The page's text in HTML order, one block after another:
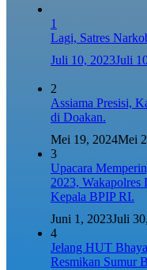
1
Lagi, Satres
Juli 10, 2023Juli
2
Assiama Presisi,
di Doakan.
Mei 19, 2024Mei
3
Upacara
2023, Wakapolres
Kepala BPIP RI.
Juni 1, 2023Juli
4
Jelang HUT
Resmikan Sumur